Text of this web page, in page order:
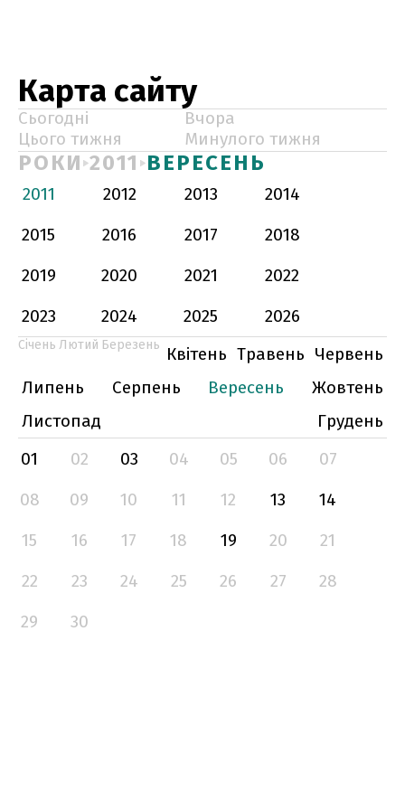
Карта сайту
Сьогодні
Вчора
Цього тижня
Минулого тижня
РОКИ 2011 ВЕРЕСЕНЬ
2011 2012 2013
2014
2015
2016 2017
2018
2019
2020 2021
2022
2023
2024 2025 2026
Січень Лютий Березень Квітень Травень Червень
Липень
Серпень Вересень
Жовтень
Листопад
Грудень
01
02 03 04 05 06
07
08
09 10 11 12 13
14
15
16 17 18 19 20
21
22
23 24 25 26 27
28
29
30